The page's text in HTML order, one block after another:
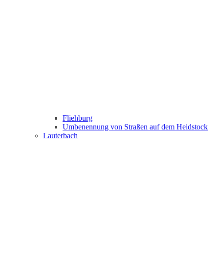
Fliehburg
Umbenennung von Straßen auf dem Heidstock
Lauterbach